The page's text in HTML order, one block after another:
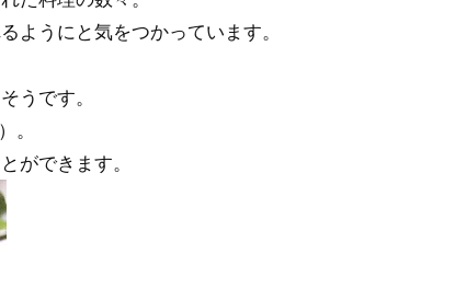
ようにと気をつかっています。
うです。
。
ができます。